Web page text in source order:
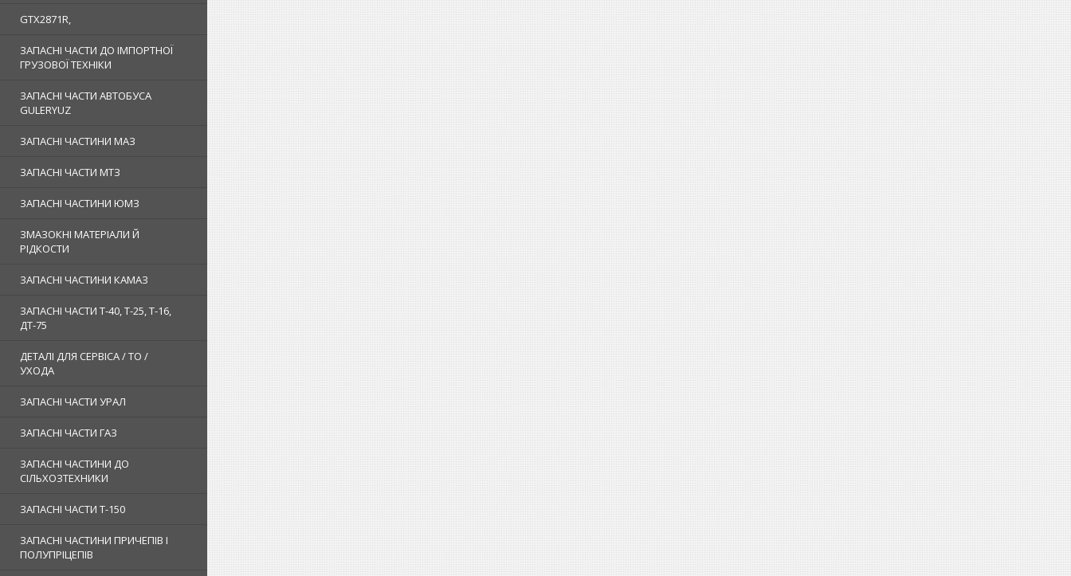
GTX2871R,
ЗАПАСНІ ЧАСТИ ДО ІМПОРТНОЇ
ГРУЗОВОЇ ТЕХНІКИ
ЗАПАСНІ ЧАСТИ АВТОБУСА
GULERYUZ
ЗАПАСНІ ЧАСТИНИ МАЗ
ЗАПАСНІ ЧАСТИ МТЗ
ЗАПАСНІ ЧАСТИНИ ЮМЗ
ЗМАЗОКНІ МАТЕРІАЛИ Й
РІДКОСТИ
ЗАПАСНІ ЧАСТИНИ КАМАЗ
ЗАПАСНІ ЧАСТИ Т-40, Т-25, Т-16,
ДТ-75
ДЕТАЛІ ДЛЯ СЕРВІСА / ТО /
УХОДА
ЗАПАСНІ ЧАСТИ УРАЛ
ЗАПАСНІ ЧАСТИ ГАЗ
ЗАПАСНІ ЧАСТИНИ ДО
СІЛЬХОЗТЕХНИКИ
ЗАПАСНІ ЧАСТИ Т-150
ЗАПАСНІ ЧАСТИНИ ПРИЧЕПІВ І
ПОЛУПРІЦЕПІВ